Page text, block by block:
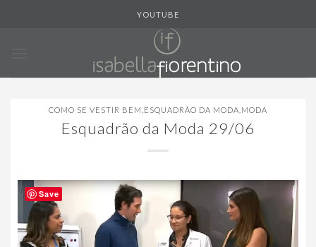
YOUTUBE
COMO SE VESTIR BEM ESQUADRÃO DA MODA MODA
Esquadrão da Moda 29/06
Save